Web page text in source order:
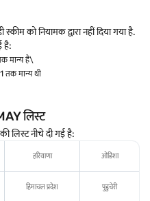
को नियामक द्वारा नहीं दिया गया है.
है:
मान्य है\
तक मान्य थी
लिस्ट
लिस्ट नीचे दी गई है:
हरियाणा ओडिशा
हिमाचल प्रदेश पुडुचेरी